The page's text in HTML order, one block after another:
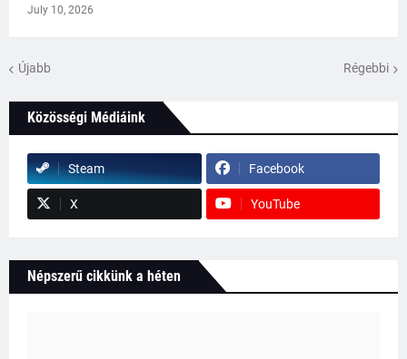
July 10, 2026
Újabb Régebbi
Közösségi Médiáink
Steam Facebook
X YouTube
Népszerű cikkünk a héten